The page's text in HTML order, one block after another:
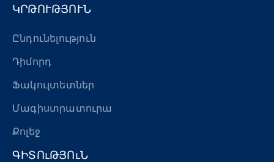
ԿՐԹՈՒԹՅՈՒՆ
Ընդունելություն
Դիմորդ
Ֆակուլտետներ
Մագիստրատուրա
Քոլեջ
ԳԻՏՈւԹՅՈւՆ